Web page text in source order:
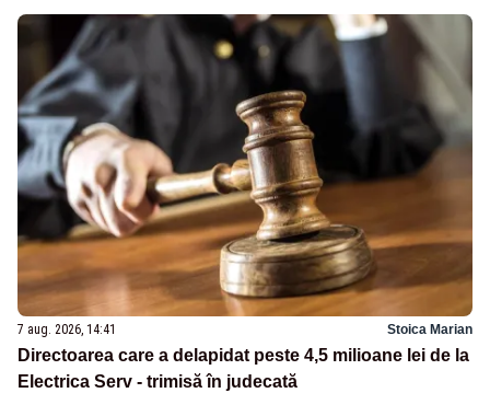
7 aug. 2026, 14:41 Stoica Marian
Directoarea care a delapidat peste 4,5 milioane lei de la
Electrica Serv - trimisă în judecată